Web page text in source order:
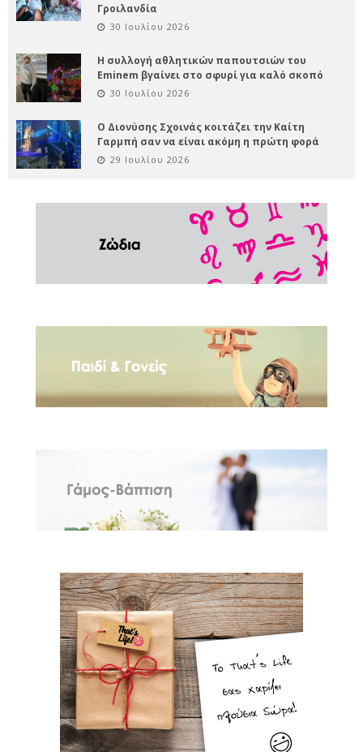
Γροιλανδία
30 Ιουλίου 2026
Η συλλογή αθλητικών παπουτσιών του
Eminem βγαίνει στο σφυρί για καλό σκοπό
30 Ιουλίου 2026
Ο Διονύσης Σχοινάς κοιτάζει την Καίτη
Γαρμπή σαν να είναι ακόμη η πρώτη φορά
29 Ιουλίου 2026